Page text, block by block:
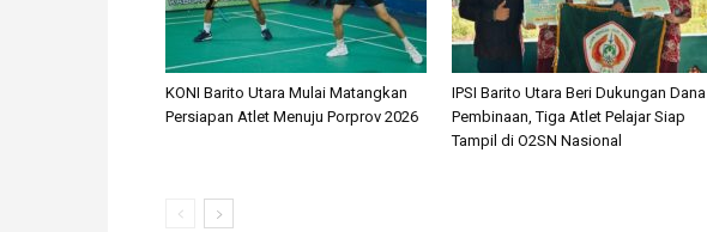
KONI Barito Utara Mulai Matangkan
Persiapan Atlet Menuju Porprov 2026
IPSI Barito Utara Beri Dukungan Dana
Pembinaan, Tiga Atlet Pelajar Siap
Tampil di O2SN Nasional